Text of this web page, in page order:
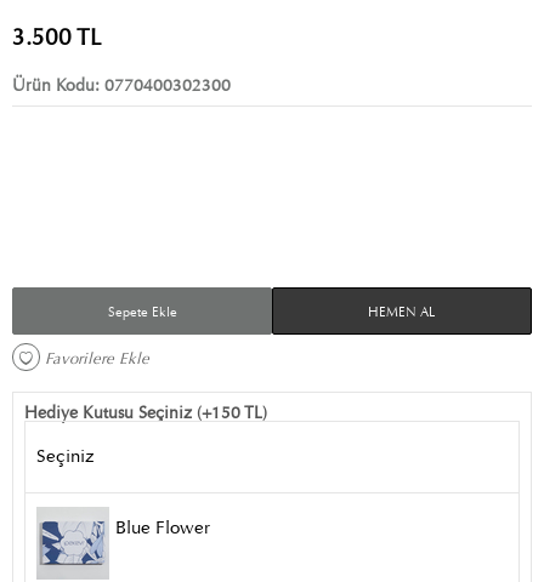
3.500TL
Ürün Kodu: 0770400302300
Sepete Ekle HEMEN AL
Favorilere Ekle
Hediye Kutusu Seçiniz (+150 TL)
Seçiniz
Blue Flower